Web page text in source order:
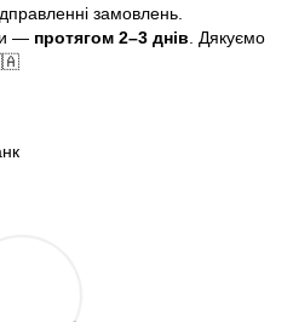
замовлень.
— протягом 2–3 днів . Дякуємо